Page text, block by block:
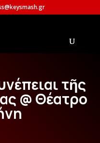
τῆς
@ Θέατρο